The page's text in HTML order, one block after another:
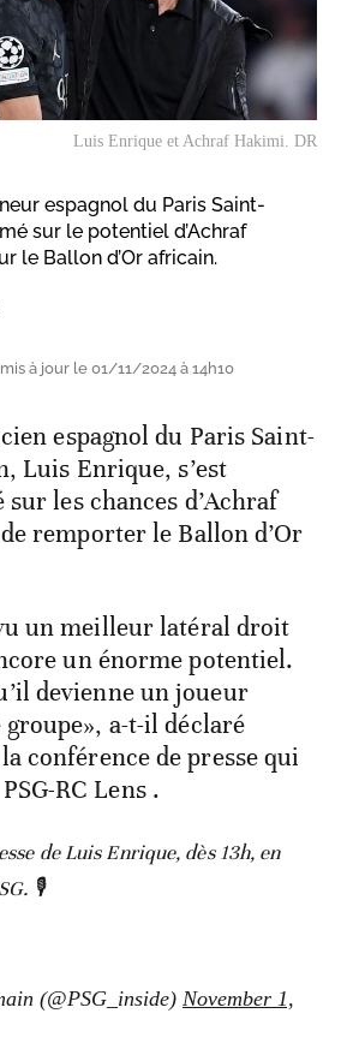
Luis Enrique et Achraf Hakimi. DR
espagnol du Paris Saint-
sur le potentiel d’Achraf
le Ballon d’Or africain.
à jour le 01/11/2024 à 14h10
espagnol du Paris Saint-
Luis Enrique, s’est
les chances d’Achraf
remporter le Ballon d’Or
un meilleur latéral droit
un énorme potentiel.
devienne un joueur
a-t-il déclaré
conférence de presse qui
RC Lens .
de Luis Enrique, dès 13h, en
🎙️
(@PSG_inside) November 1,